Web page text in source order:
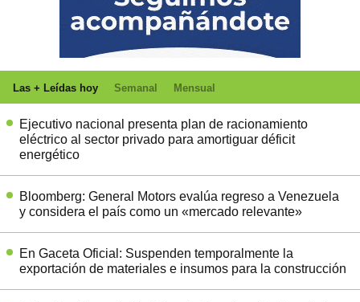
Las + Leídas hoy Semanal Mensual
Ejecutivo nacional presenta plan de racionamiento
eléctrico al sector privado para amortiguar déficit
energético
Bloomberg: General Motors evalúa regreso a Venezuela
y considera el país como un «mercado relevante»
En Gaceta Oficial: Suspenden temporalmente la
exportación de materiales e insumos para la construcción